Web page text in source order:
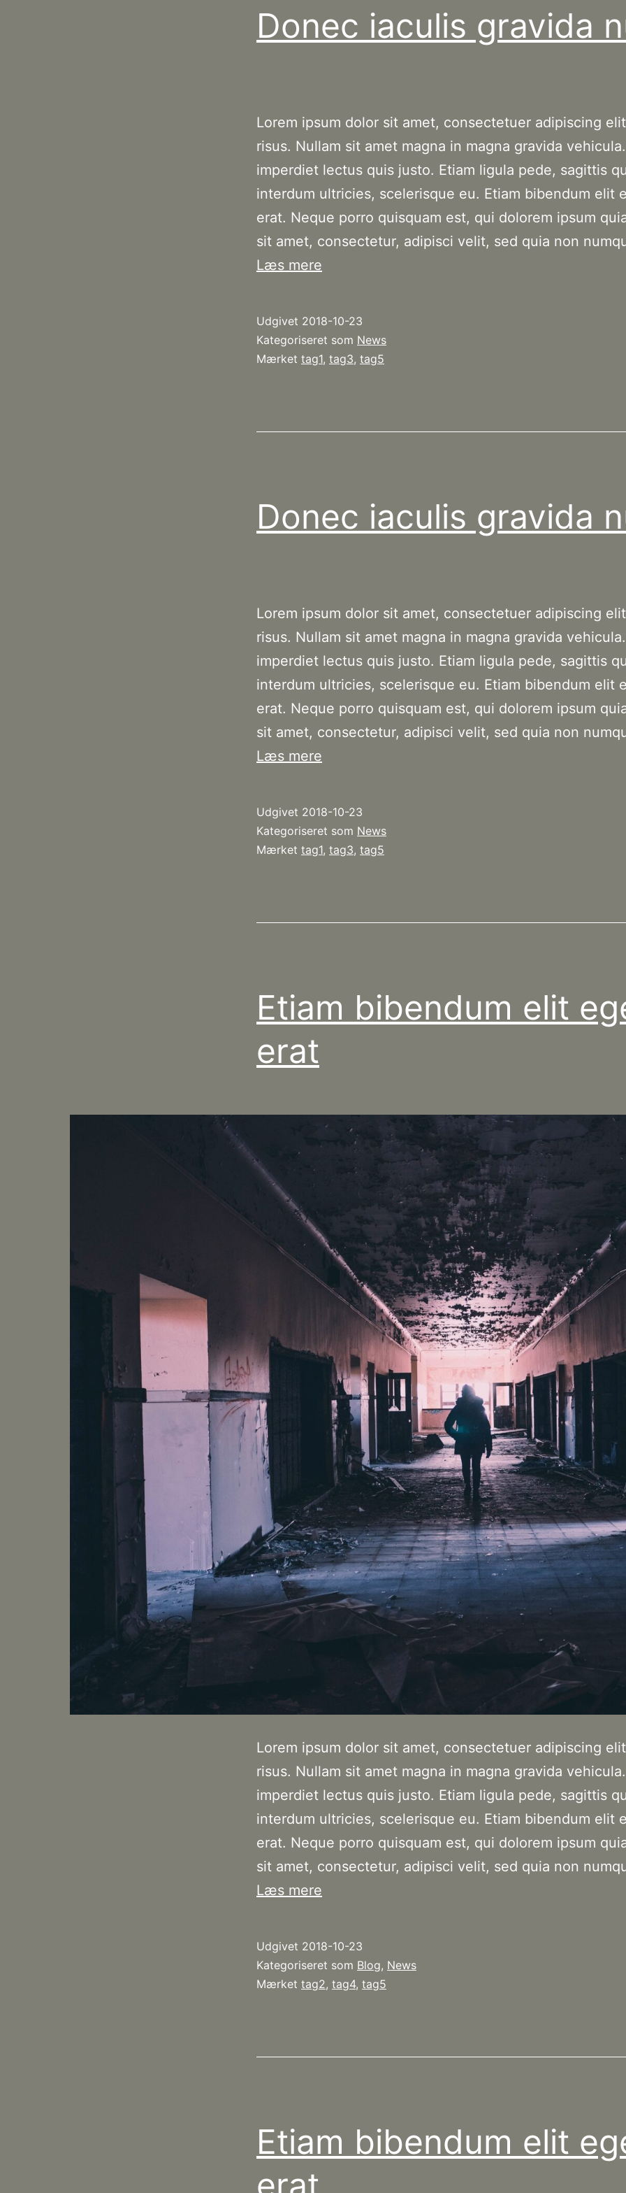
Donec iaculis gravida
Lorem ipsum dolor sit amet, consectetuer adipiscing
risus. Nullam sit amet magna in magna gravida
imperdiet lectus quis justo. Etiam ligula pede, sagittis
interdum ultricies, scelerisque eu. Etiam bibendum elit
erat. Neque porro quisquam est, qui dolorem ipsum
sit amet, consectetur, adipisci velit, sed quia non
Læs mere
nulla
Udgivet 2018-10-23
Kategoriseret som News
Mærket tag1, tag3, tag5
Donec iaculis gravida
Lorem ipsum dolor sit amet, consectetuer adipiscing
risus. Nullam sit amet magna in magna gravida
imperdiet lectus quis justo. Etiam ligula pede, sagittis
interdum ultricies, scelerisque eu. Etiam bibendum elit
erat. Neque porro quisquam est, qui dolorem ipsum
sit amet, consectetur, adipisci velit, sed quia non
Læs mere
nulla
Udgivet 2018-10-23
Kategoriseret som News
Mærket tag1, tag3, tag5
Etiam bibendum elit
erat
Lorem ipsum dolor sit amet, consectetuer adipiscing
risus. Nullam sit amet magna in magna gravida
imperdiet lectus quis justo. Etiam ligula pede, sagittis
interdum ultricies, scelerisque eu. Etiam bibendum elit
erat. Neque porro quisquam est, qui dolorem ipsum
sit amet, consectetur, adipisci velit, sed quia non
Læs mere
eget
erat
Udgivet 2018-10-23
Kategoriseret som Blog, News
Mærket tag2, tag4, tag5
Etiam bibendum elit